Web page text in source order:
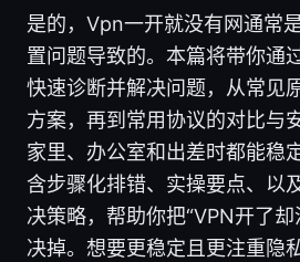
是的，Vpn一开就没有网通常
置问题导致的。本篇将带你通
快速诊断并解决问题，从常见
方案，再到常用协议的对比与
家里、办公室和出差时都能稳
含步骤化排错、实操要点、以
决策略，帮助你把“VPN开了
决掉。想要更稳定且更注重隐